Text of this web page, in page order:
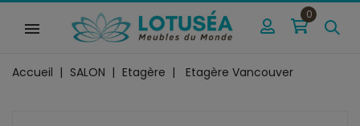
0
Accueil SALON Etagère Etagère Vancouver